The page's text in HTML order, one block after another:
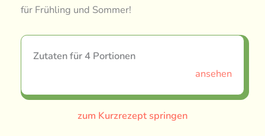
für Frühling und Sommer!
Zutaten für 4 Portionen
ansehen
zum Kurzrezept springen